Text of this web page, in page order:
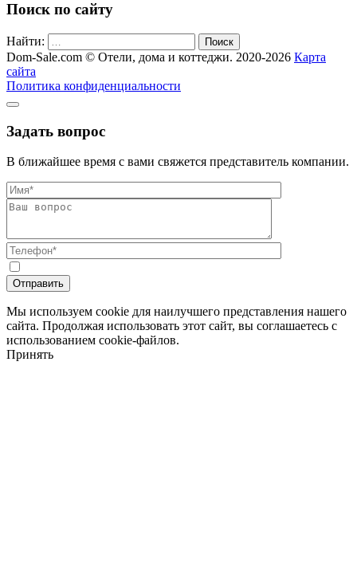
Поиск по сайту
Найти: Поиск
Dom-Sale.com © Отели, дома и коттеджи. 2020-2026 Карта
сайта
Политика конфиденциальности
Задать вопрос
В ближайшее время с вами свяжется представитель компании.
Мы используем cookie для наилучшего представления нашего
сайта. Продолжая использовать этот сайт, вы соглашаетесь с
использованием cookie-файлов.
Принять